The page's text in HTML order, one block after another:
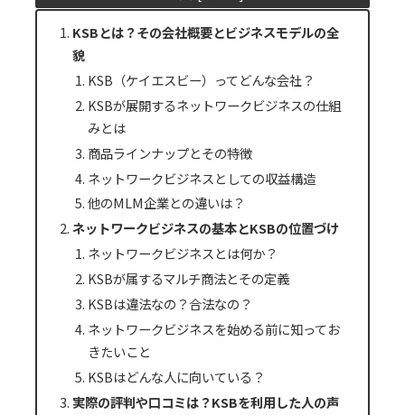
KSBとは？その会社概要とビジネスモデルの全
貌
KSB（ケイエスビー）ってどんな会社？
KSBが展開するネットワークビジネスの仕組
みとは
商品ラインナップとその特徴
ネットワークビジネスとしての収益構造
他のMLM企業との違いは？
ネットワークビジネスの基本とKSBの位置づけ
ネットワークビジネスとは何か？
KSBが属するマルチ商法とその定義
KSBは違法なの？合法なの？
ネットワークビジネスを始める前に知ってお
きたいこと
KSBはどんな人に向いている？
実際の評判や口コミは？KSBを利用した人の声